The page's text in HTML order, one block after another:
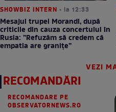
SHOWBIZ INTERN • la 12:33
Mesajul trupei Morandi, după
criticile din cauza concertului în
Rusia: ”Refuzăm să credem că
empatia are granițe”
VEZI
RECOMANDĂRI
RECOMANDARE PE
OBSERVATORNEWS.RO